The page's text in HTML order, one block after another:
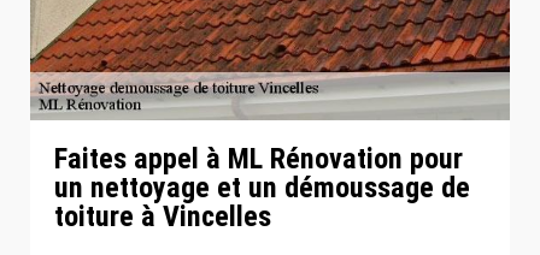
Faites appel à ML Rénovation pour
un nettoyage et un démoussage de
toiture à Vincelles